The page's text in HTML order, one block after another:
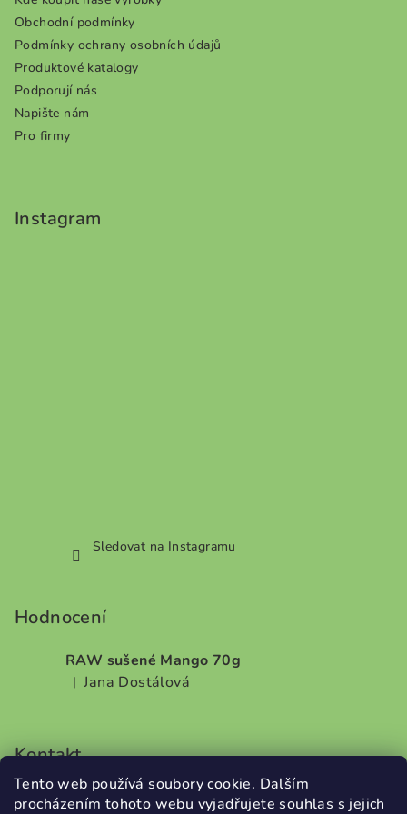
Tento web používá soubory cookie. Dalším
procházením tohoto webu vyjadřujete souhlas s jejich
Obchodní podmínky
Podmínky ochrany osobních údajů
Produktové katalogy
Podporují nás
Napište nám
Pro firmy
Instagram
Sledovat na Instagramu
Hodnocení
RAW sušené Mango 70g
Hodnocení produktu je 5 z 5 hvězdiček.
| Jana Dostálová
Kontakt
info @ dobrodilo.cz